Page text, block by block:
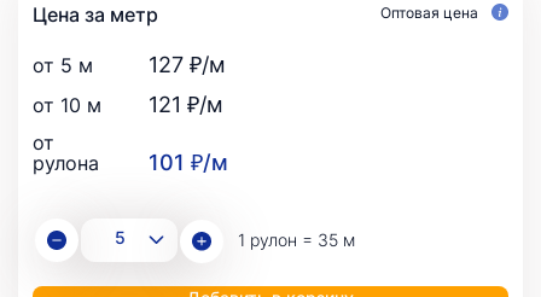
Цена за метр Оптовая цена
от 5 м 127 ₽/м
от 10 м 121 ₽/м
от
рулона
101 ₽/м
1 рулон = 35 м